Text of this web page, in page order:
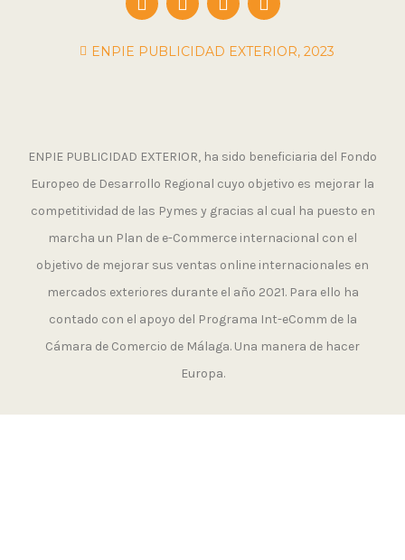
ENPIE PUBLICIDAD EXTERIOR, 2023
ENPIE PUBLICIDAD EXTERIOR, ha sido beneficiaria del Fondo
Europeo de Desarrollo Regional cuyo objetivo es mejorar la
competitividad de las Pymes y gracias al cual ha puesto en
marcha un Plan de e-Commerce internacional con el
objetivo de mejorar sus ventas online internacionales en
mercados exteriores durante el año 2021. Para ello ha
contado con el apoyo del Programa Int-eComm de la
Cámara de Comercio de Málaga. Una manera de hacer
Europa.